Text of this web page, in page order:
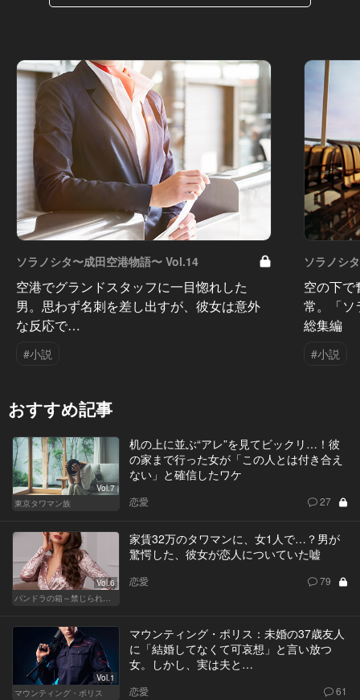
ソラノシタ〜成田空港物語〜 Vol.14
空港でグランドスタッフに一目惚れした
男。思わず名刺を差し出すが、彼女は意外
な反応で…
#小説
ソラノシ
空の下
常。「ソ
総集編
#小説
おすすめ記事
Vol.7
東京タワマン族
机の上に並ぶ“アレ”を見てビックリ…！彼
の家まで行った女が「この人とは付き合え
ない」と確信したワケ
恋愛 27
Vol.6
パンドラの箱～禁じられた一手～
家賃32万のタワマンに、女1人で…？男が
驚愕した、彼女が恋人についていた嘘
恋愛 79
Vol.1
マウンティング・ポリス
マウンティング・ポリス：未婚の37歳友人
に「結婚してなくて可哀想」と言い放つ
女。しかし、実は夫と…
恋愛 61